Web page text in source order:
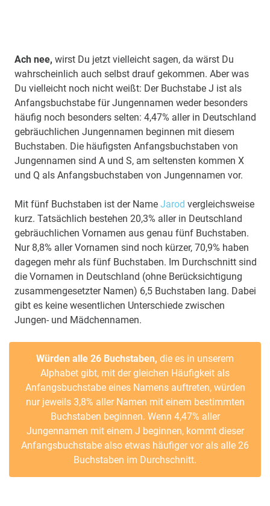
Ach nee, wirst Du jetzt vielleicht sagen, da wärst Du
wahrscheinlich auch selbst drauf gekommen. Aber was
Du vielleicht noch nicht weißt: Der Buchstabe J ist als
Anfangsbuchstabe für Jungennamen weder besonders
häufig noch besonders selten: 4,47% aller in Deutschland
gebräuchlichen Jungennamen beginnen mit diesem
Buchstaben. Die häufigsten Anfangsbuchstaben von
Jungennamen sind A und S, am seltensten kommen X
und Q als Anfangsbuchstaben von Jungennamen vor.
Mit fünf Buchstaben ist der Name Jarod vergleichsweise
kurz. Tatsächlich bestehen 20,3% aller in Deutschland
gebräuchlichen Vornamen aus genau fünf Buchstaben.
Nur 8,8% aller Vornamen sind noch kürzer, 70,9% haben
dagegen mehr als fünf Buchstaben. Im Durchschnitt sind
die Vornamen in Deutschland (ohne Berücksichtigung
zusammengesetzter Namen) 6,5 Buchstaben lang. Dabei
gibt es keine wesentlichen Unterschiede zwischen
Jungen- und Mädchennamen.
Würden alle 26 Buchstaben, die es in unserem
Alphabet gibt, mit der gleichen Häufigkeit als
Anfangsbuchstabe eines Namens auftreten, würden
nur jeweils 3,8% aller Namen mit einem bestimmten
Buchstaben beginnen. Wenn 4,47% aller
Jungennamen mit einem J beginnen, kommt dieser
Anfangsbuchstabe also etwas häufiger vor als alle 26
Buchstaben im Durchschnitt.